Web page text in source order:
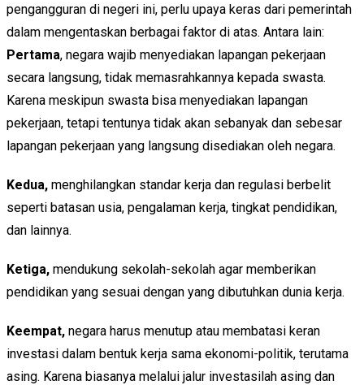
pengangguran di negeri ini, perlu upaya keras dari pemerintah
dalam mengentaskan berbagai faktor di atas. Antara lain:
Pertama, negara wajib menyediakan lapangan pekerjaan
secara langsung, tidak memasrahkannya kepada swasta.
Karena meskipun swasta bisa menyediakan lapangan
pekerjaan, tetapi tentunya tidak akan sebanyak dan sebesar
lapangan pekerjaan yang langsung disediakan oleh negara.
Kedua, menghilangkan standar kerja dan regulasi berbelit
seperti batasan usia, pengalaman kerja, tingkat pendidikan,
dan lainnya.
Ketiga, mendukung sekolah-sekolah agar memberikan
pendidikan yang sesuai dengan yang dibutuhkan dunia kerja.
Keempat, negara harus menutup atau membatasi keran
investasi dalam bentuk kerja sama ekonomi-politik, terutama
asing. Karena biasanya melalui jalur investasilah asing dan